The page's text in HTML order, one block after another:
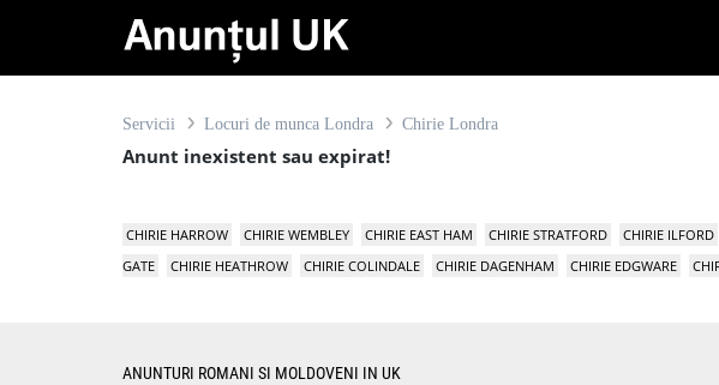
Servicii Locuri de munca Londra Chirie Londra
Anunt inexistent sau expirat!
CHIRIE HARROW CHIRIE WEMBLEY CHIRIE EAST HAM CHIRIE STRATFORD CHIRIE ILFORD
GATE
CHIRIE HEATHROW CHIRIE COLINDALE CHIRIE DAGENHAM CHIRIE EDGWARE
ANUNTURI ROMANI SI MOLDOVENI IN UK